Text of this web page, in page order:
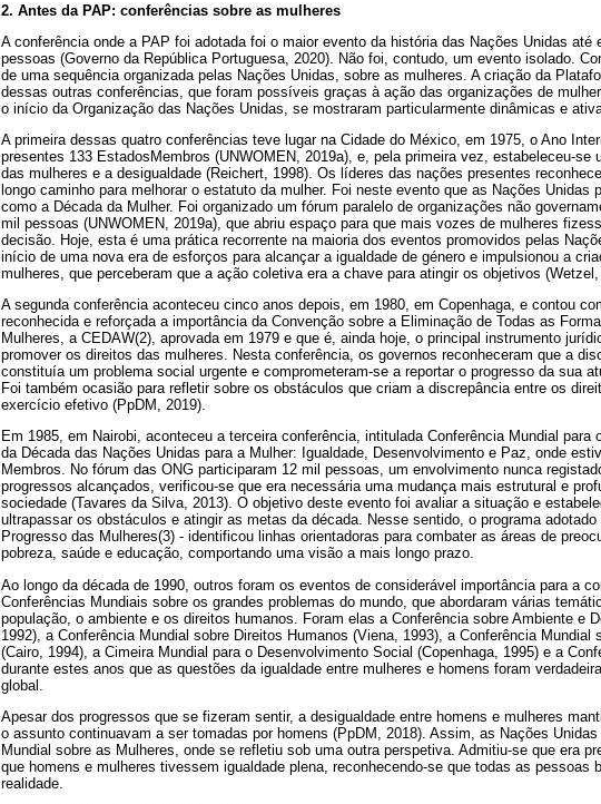
2. Antes da PAP: conferências sobre as mulheres
A conferência onde a PAP foi adotada foi o maior evento da história das Nações Unidas até
pessoas (Governo da República Portuguesa, 2020). Não foi, contudo, um evento isolado.
de uma sequência organizada pelas Nações Unidas, sobre as mulheres. A criação da
dessas outras conferências, que foram possíveis graças à ação das organizações de
o início da Organização das Nações Unidas, se mostraram particularmente dinâmicas e
A primeira dessas quatro conferências teve lugar na Cidade do México, em 1975, o Ano
presentes 133 EstadosMembros (UNWOMEN, 2019a), e, pela primeira vez, estabeleceu-se
das mulheres e a desigualdade (Reichert, 1998). Os líderes das nações presentes
longo caminho para melhorar o estatuto da mulher. Foi neste evento que as Nações Unidas
como a Década da Mulher. Foi organizado um fórum paralelo de organizações não
mil pessoas (UNWOMEN, 2019a), que abriu espaço para que mais vozes de mulheres
decisão. Hoje, esta é uma prática recorrente na maioria dos eventos promovidos pelas
início de uma nova era de esforços para alcançar a igualdade de género e impulsionou a
mulheres, que perceberam que a ação coletiva era a chave para atingir os objetivos (Wetzel,
A segunda conferência aconteceu cinco anos depois, em 1980, em Copenhaga, e contou
reconhecida e reforçada a importância da Convenção sobre a Eliminação de Todas as
Mulheres, a CEDAW(2), aprovada em 1979 e que é, ainda hoje, o principal instrumento
promover os direitos das mulheres. Nesta conferência, os governos reconheceram que a
constituía um problema social urgente e comprometeram-se a reportar o progresso da sua
Foi também ocasião para refletir sobre os obstáculos que criam a discrepância entre os
exercício efetivo (PpDM, 2019).
Em 1985, em Nairobi, aconteceu a terceira conferência, intitulada Conferência Mundial para
da Década das Nações Unidas para a Mulher: Igualdade, Desenvolvimento e Paz, onde
Membros. No fórum das ONG participaram 12 mil pessoas, um envolvimento nunca
progressos alcançados, verificou-se que era necessária uma mudança mais estrutural e
sociedade (Tavares da Silva, 2013). O objetivo deste evento foi avaliar a situação e
ultrapassar os obstáculos e atingir as metas da década. Nesse sentido, o programa
Progresso das Mulheres(3) - identificou linhas orientadoras para combater as áreas de
pobreza, saúde e educação, comportando uma visão a mais longo prazo.
Ao longo da década de 1990, outros foram os eventos de considerável importância para a
Conferências Mundiais sobre os grandes problemas do mundo, que abordaram várias
população, o ambiente e os direitos humanos. Foram elas a Conferência sobre Ambiente e
1992), a Conferência Mundial sobre Direitos Humanos (Viena, 1993), a Conferência Mundial
(Cairo, 1994), a Cimeira Mundial para o Desenvolvimento Social (Copenhaga, 1995) e a
durante estes anos que as questões da igualdade entre mulheres e homens foram
global.
Apesar dos progressos que se fizeram sentir, a desigualdade entre homens e mulheres
o assunto continuavam a ser tomadas por homens (PpDM, 2018). Assim, as Nações
Mundial sobre as Mulheres, onde se refletiu sob uma outra perspetiva. Admitiu-se que era
que homens e mulheres tivessem igualdade plena, reconhecendo-se que todas as pessoas
realidade.